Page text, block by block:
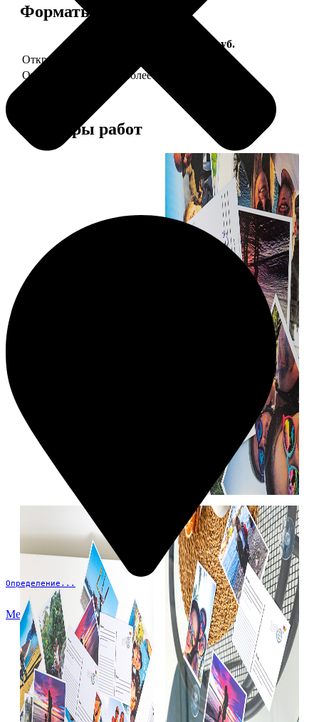
Определение...
Меню
Форматы и цены
Цена, руб.
Открытка А5 "отправим за Вас"
Открытка А5 6 шт и более
Примеры работ